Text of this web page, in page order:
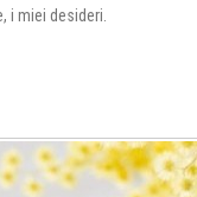
i miei desideri.